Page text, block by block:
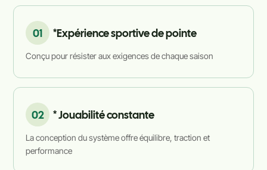
01 *Expérience sportive de pointe
Conçu pour résister aux exigences de chaque saison
02 * Jouabilité constante
La conception du système offre équilibre, traction et
performance